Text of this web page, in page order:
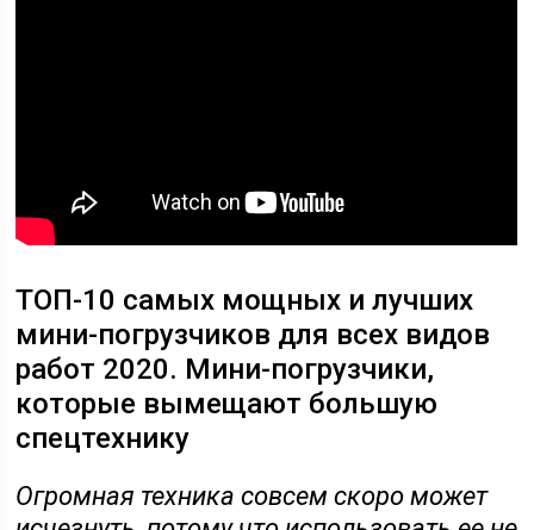
ТОП-10 самых мощных и лучших
мини-погрузчиков для всех видов
работ 2020. Мини-погрузчики,
которые вымещают большую
спецтехнику
Огромная техника совсем скоро может